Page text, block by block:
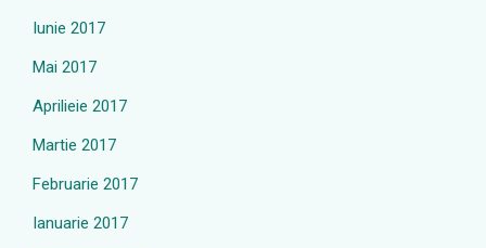
Iunie 2017
Mai 2017
Aprilieie 2017
Martie 2017
Februarie 2017
Ianuarie 2017